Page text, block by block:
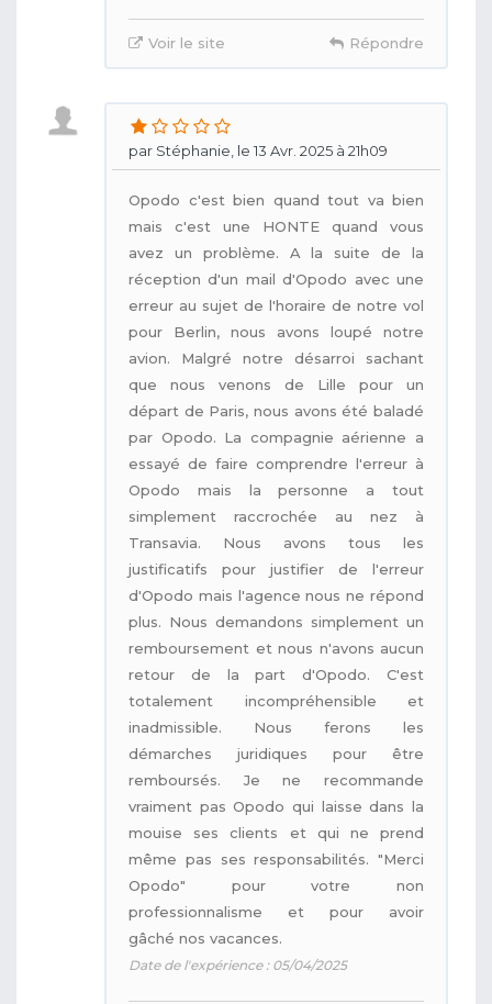
Voir le site Répondre
par Stéphanie, le 13 Avr. 2025 à 21h09
Opodo c'est bien quand tout va bien
mais c'est une HONTE quand vous
avez un problème. A la suite de la
réception d'un mail d'Opodo avec une
erreur au sujet de l'horaire de notre vol
pour Berlin, nous avons loupé notre
avion. Malgré notre désarroi sachant
que nous venons de Lille pour un
départ de Paris, nous avons été baladé
par Opodo. La compagnie aérienne a
essayé de faire comprendre l'erreur à
Opodo mais la personne a tout
simplement raccrochée au nez à
Transavia. Nous avons tous les
justificatifs pour justifier de l'erreur
d'Opodo mais l'agence nous ne répond
plus. Nous demandons simplement un
remboursement et nous n'avons aucun
retour de la part d'Opodo. C'est
totalement incompréhensible et
inadmissible. Nous ferons les
démarches juridiques pour être
remboursés. Je ne recommande
vraiment pas Opodo qui laisse dans la
mouise ses clients et qui ne prend
même pas ses responsabilités. "Merci
Opodo" pour votre non
professionnalisme et pour avoir
gâché nos vacances.
Date de l'expérience : 05/04/2025